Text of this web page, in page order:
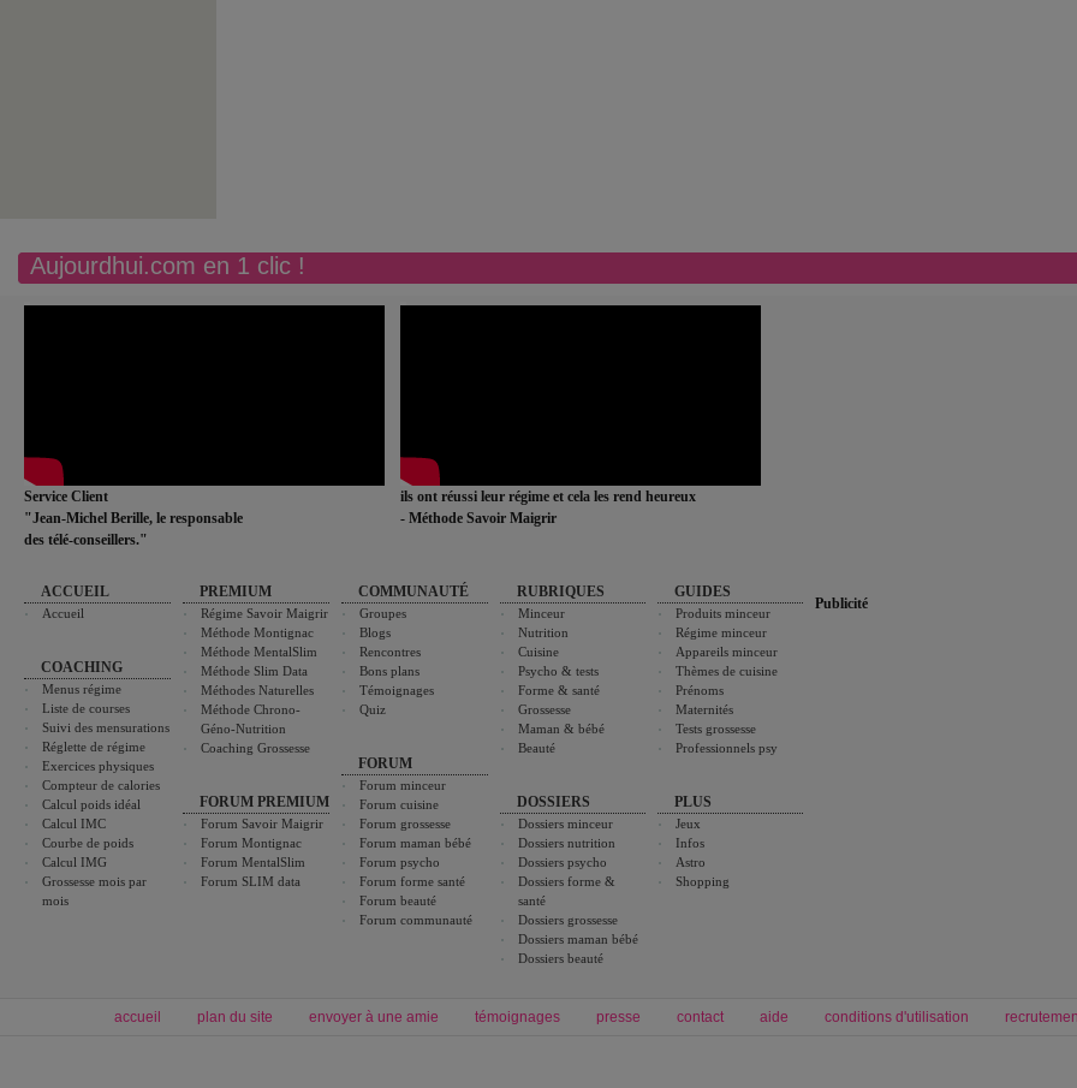
Aujourdhui.com en 1 clic !
Service Client
"Jean-Michel Berille, le responsable
des télé-conseillers."
ils ont réussi leur régime et cela les rend heureux
- Méthode Savoir Maigrir
ACCUEIL
Accueil
COACHING
Menus régime
Liste de courses
Suivi des mensurations
Réglette de régime
Exercices physiques
Compteur de calories
Calcul poids idéal
Calcul IMC
Courbe de poids
Calcul IMG
Grossesse mois par
mois
PREMIUM
Régime Savoir Maigrir
Méthode Montignac
Méthode MentalSlim
Méthode Slim Data
Méthodes Naturelles
Méthode Chrono-
Géno-Nutrition
Coaching Grossesse
FORUM PREMIUM
Forum Savoir Maigrir
Forum Montignac
Forum MentalSlim
Forum SLIM data
COMMUNAUTÉ
Groupes
Blogs
Rencontres
Bons plans
Témoignages
Quiz
FORUM
Forum minceur
Forum cuisine
Forum grossesse
Forum maman bébé
Forum psycho
Forum forme santé
Forum beauté
Forum communauté
RUBRIQUES
Minceur
Nutrition
Cuisine
Psycho & tests
Forme & santé
Grossesse
Maman & bébé
Beauté
DOSSIERS
Dossiers minceur
Dossiers nutrition
Dossiers psycho
Dossiers forme &
santé
Dossiers grossesse
Dossiers maman bébé
Dossiers beauté
GUIDES
Produits minceur
Régime minceur
Appareils minceur
Thèmes de cuisine
Prénoms
Maternités
Tests grossesse
Professionnels psy
PLUS
Jeux
Infos
Astro
Shopping
Publicité
accueil plan du site envoyer à une amie témoignages presse contact aide conditions d'utilisation